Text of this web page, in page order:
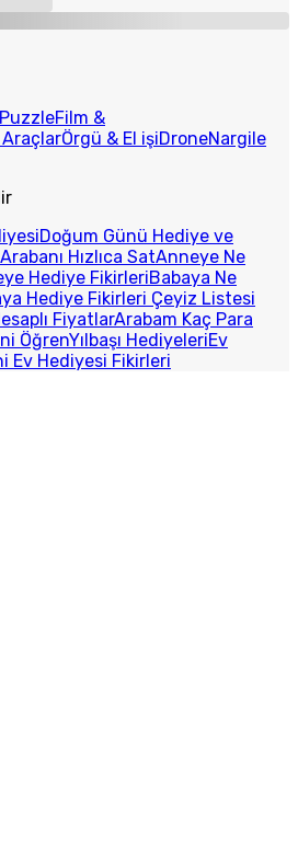
PuzzleFilm &
AraçlarÖrgü & El işiDroneNargile
Doğum Günü Hediye ve
Hızlıca SatAnneye Ne
Hediye FikirleriBabaya Ne
Hediye Fikirleri Çeyiz Listesi
FiyatlarArabam Kaç Para
ÖğrenYılbaşı HediyeleriEv
Ev Hediyesi Fikirleri